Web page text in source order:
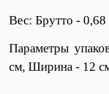
Вес: Брутто - 0,68
Параметры
см, Ширина - 12